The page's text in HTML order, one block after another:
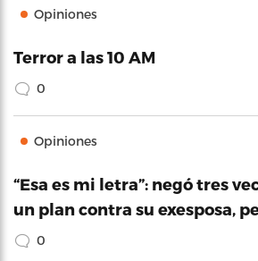
Opiniones
Terror a las 10 AM
0
Opiniones
“Esa es mi letra”: negó tres
un plan contra su exesposa,
0